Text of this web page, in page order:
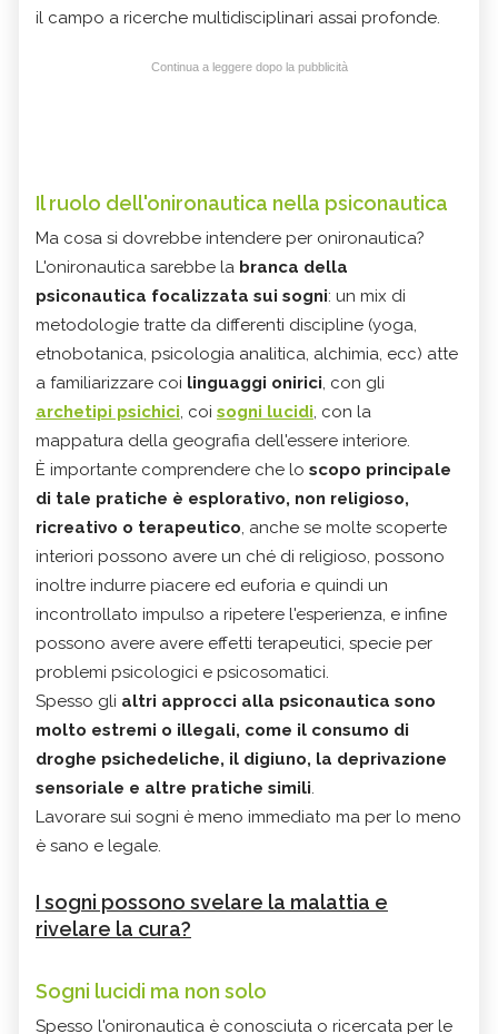
il campo a ricerche multidisciplinari assai profonde.
Continua a leggere dopo la pubblicità
Il ruolo dell'onironautica nella psiconautica
Ma cosa si dovrebbe intendere per onironautica?
L'onironautica sarebbe la branca della
psiconautica focalizzata sui sogni: un mix di
metodologie tratte da differenti discipline (yoga,
etnobotanica, psicologia analitica, alchimia, ecc) atte
a familiarizzare coi linguaggi onirici, con gli
archetipi psichici, coi sogni lucidi, con la
mappatura della geografia dell'essere interiore.
È importante comprendere che lo scopo principale
di tale pratiche è esplorativo, non religioso,
ricreativo o terapeutico, anche se molte scoperte
interiori possono avere un ché di religioso, possono
inoltre indurre piacere ed euforia e quindi un
incontrollato impulso a ripetere l'esperienza, e infine
possono avere avere effetti terapeutici, specie per
problemi psicologici e psicosomatici.
Spesso gli altri approcci alla psiconautica sono
molto estremi o illegali, come il consumo di
droghe psichedeliche, il digiuno, la deprivazione
sensoriale e altre pratiche simili.
Lavorare sui sogni è meno immediato ma per lo meno
è sano e legale.
I sogni possono svelare la malattia e
rivelare la cura?
Sogni lucidi ma non solo
Spesso l'onironautica è conosciuta o ricercata per le